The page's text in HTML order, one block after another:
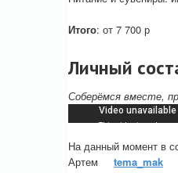
Итого: от 7 700 р
Личный
Соберёмся вместе,
На данный момент в
Артем
tema_mak